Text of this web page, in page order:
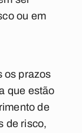
ou em
os prazos
que estão
de
de risco,